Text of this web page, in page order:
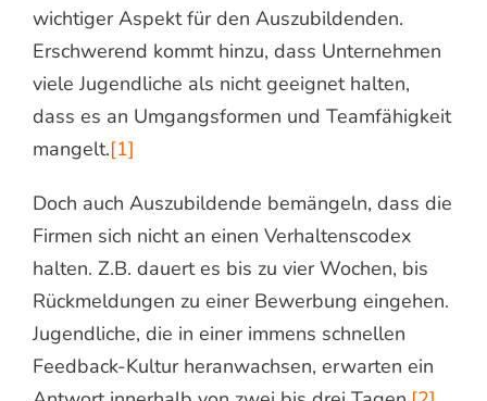
wichtiger Aspekt für den Auszubildenden.
Erschwerend kommt hinzu, dass Unternehmen
viele Jugendliche als nicht geeignet halten,
dass es an Umgangsformen und Teamfähigkeit
mangelt.[1]
Doch auch Auszubildende bemängeln, dass die
Firmen sich nicht an einen Verhaltenscodex
halten. Z.B. dauert es bis zu vier Wochen, bis
Rückmeldungen zu einer Bewerbung eingehen.
Jugendliche, die in einer immens schnellen
Feedback-Kultur heranwachsen, erwarten ein